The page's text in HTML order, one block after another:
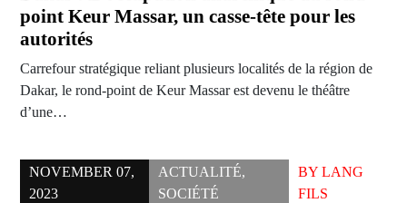
point Keur Massar, un casse-tête pour les
autorités
Carrefour stratégique reliant plusieurs localités de la région de
Dakar, le rond-point de Keur Massar est devenu le théâtre
d’une…
NOVEMBER 07,
2023
ACTUALITÉ,
SOCIÉTÉ
BYLANG
FILS